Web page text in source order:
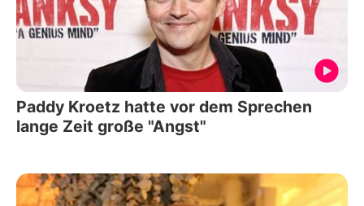
Paddy Kroetz hatte vor dem Sprechen
lange Zeit große "Angst"